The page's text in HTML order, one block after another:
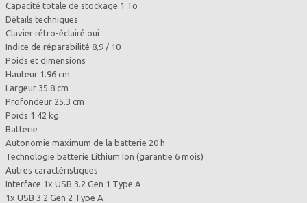
Capacité totale de stockage 1 To
Détails techniques
Clavier rétro-éclairé oui
Indice de réparabilité 8,9 / 10
Poids et dimensions
Hauteur 1.96 cm
Largeur 35.8 cm
Profondeur 25.3 cm
Poids 1.42 kg
Batterie
Autonomie maximum de la batterie 20 h
Technologie batterie Lithium Ion (garantie 6 mois)
Autres caractéristiques
Interface 1x USB 3.2 Gen 1 Type A
1x USB 3.2 Gen 2 Type A